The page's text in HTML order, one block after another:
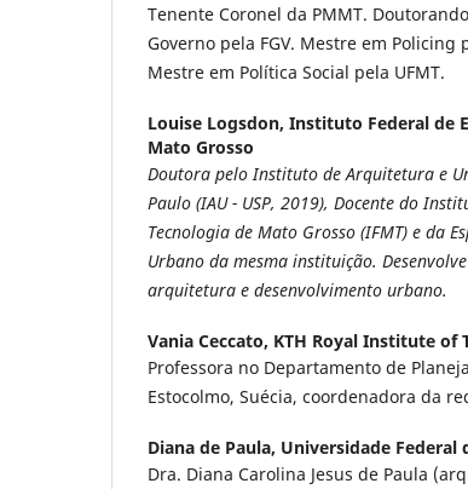
Tenente Coronel da PMMT.
Governo pela FGV. Mestre em
Mestre em Política Social pela UFMT.
Louise Logsdon, Instituto Federal de
Mato Grosso
Doutora pelo Instituto de Arquitetura e
Paulo (IAU - USP, 2019), Docente do
Tecnologia de Mato Grosso (IFMT) e da
Urbano da mesma instituição.
arquitetura e desenvolvimento urbano.
Vania Ceccato, KTH Royal Institute of
Professora no Departamento de
Estocolmo, Suécia, coordenadora da
Diana de Paula, Universidade Federal
Dra. Diana Carolina Jesus de Paula